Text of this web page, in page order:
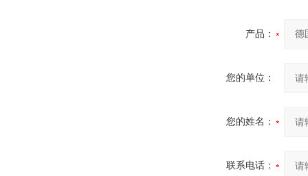
产品：
您的单位：
您的姓名：
联系电话：